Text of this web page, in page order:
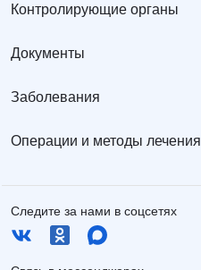
Контролирующие органы
Документы
Заболевания
Операции и методы лечения
Следите за нами в соцсетях